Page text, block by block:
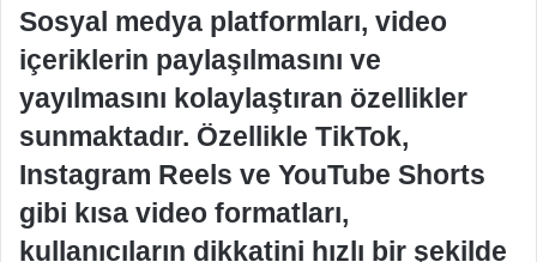
Sosyal medya platformları, video
içeriklerin paylaşılmasını ve
yayılmasını kolaylaştıran özellikler
sunmaktadır. Özellikle TikTok,
Instagram Reels ve YouTube Shorts
gibi kısa video formatları,
kullanıcıların dikkatini hızlı bir şekilde